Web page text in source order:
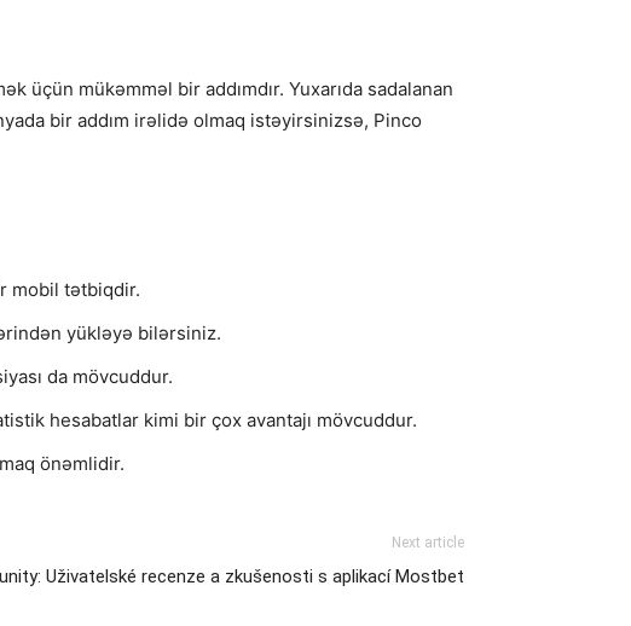
üçün mükəmməl bir addımdır. Yuxarıda sadalanan
bir addım irəlidə olmaq istəyirsinizsə, Pinco
mobil tətbiqdir.
yükləyə bilərsiniz.
da mövcuddur.
hesabatlar kimi bir çox avantajı mövcuddur.
önəmlidir.
Next article
Uživatelské recenze a zkušenosti s aplikací Mostbet